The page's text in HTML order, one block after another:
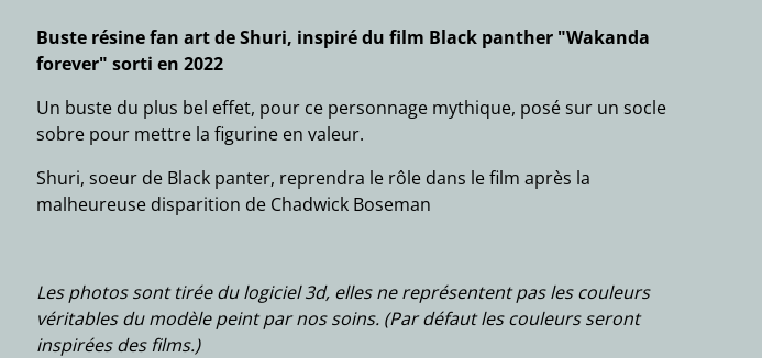
Buste résine fan art de Shuri, inspiré du film Black panther "Wakanda
forever" sorti en 2022
Un buste du plus bel effet, pour ce personnage mythique, posé sur un socle
sobre pour mettre la figurine en valeur.
Shuri, soeur de Black panter, reprendra le rôle dans le film après la
malheureuse disparition de Chadwick Boseman
Les photos sont tirée du logiciel 3d, elles ne représentent pas les couleurs
véritables du modèle peint par nos soins. (Par défaut les couleurs seront
inspirées des films.)